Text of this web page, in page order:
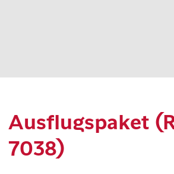
Ausflugspaket
7038)